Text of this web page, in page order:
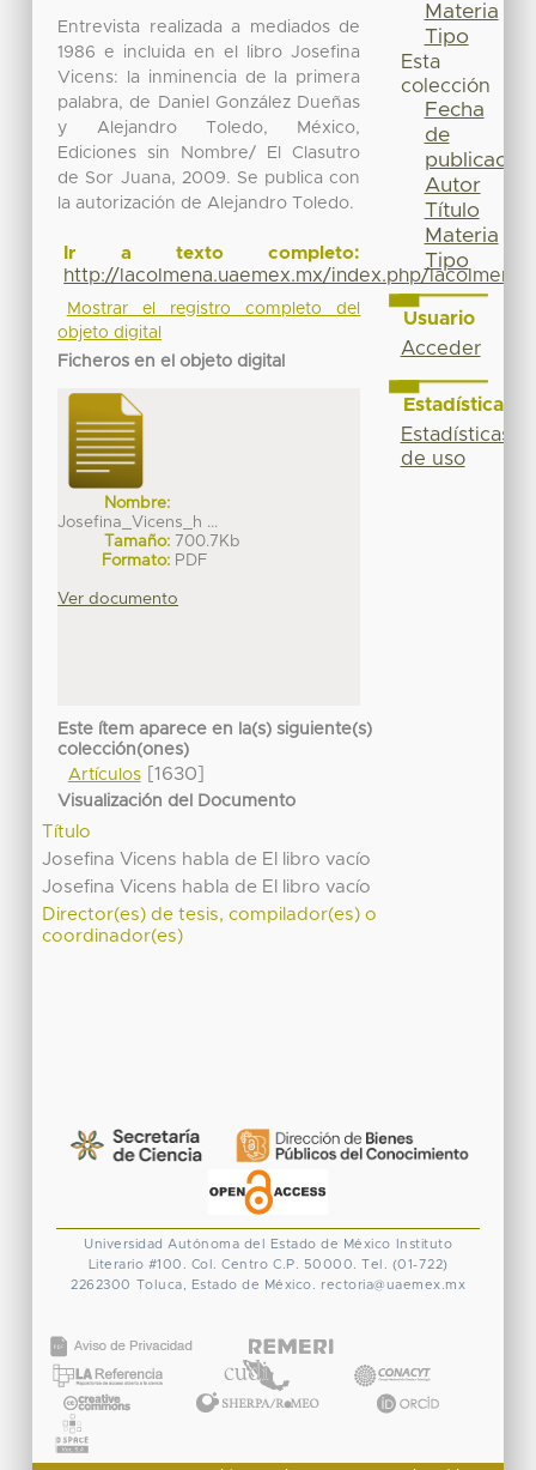
Entrevista realizada a mediados de
1986 e incluida en el libro Josefina
Vicens: la inminencia de la primera
palabra, de Daniel González Dueñas
y Alejandro Toledo, México,
Ediciones sin Nombre/ El Clasutro
de Sor Juana, 2009. Se publica con
la autorización de Alejandro Toledo.
Ir a texto completo:
http://lacolmena.uaemex.mx/index.php/
Mostrar el registro completo del
objeto digital
Ficheros en el objeto digital
Nombre:
Josefina_Vicens_h ...
Tamaño: 700.7Kb
Formato: PDF
Ver documento
Este ítem aparece en la(s) siguiente(s)
colección(ones)
Artículos[1630]
Visualización del Documento
Título
Josefina Vicens habla de El libro vacío
Josefina Vicens habla de El libro vacío
Director(es) de tesis, compilador(es) o
coordinador(es)
Materia
Tipo
Esta
colección
Fecha
de
publicación
Autor
Título
Materia
Tipo
Usuario
Acceder
Estadísticas
Estadísticas
de uso
Universidad Autónoma del Estado de México
Instituto
Literario #100. Col. Centro C.P. 50000. Tel. (01-722)
2262300 Toluca, Estado de México. rectoria@uaemex.mx